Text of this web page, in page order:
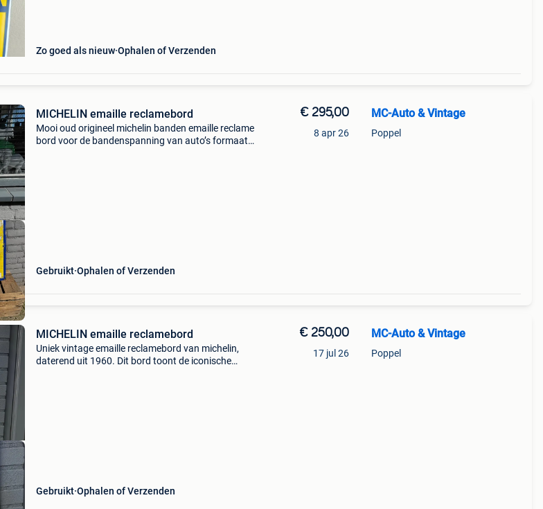
Zo goed als nieuw Ophalen of Verzenden
MICHELIN emaille reclamebord
Mooi oud origineel michelin banden emaille reclame
bord voor de bandenspanning van auto’s formaat
Gebruikt Ophalen of Verzenden
€ 295,00
8 apr 26
MC-Auto & Vintage
Poppel
MICHELIN emaille reclamebord
Uniek vintage emaille reclamebord van michelin,
daterend uit 1960. Dit bord toont de iconische
Gebruikt Ophalen of Verzenden
€ 250,00
17 jul 26
MC-Auto & Vintage
Poppel